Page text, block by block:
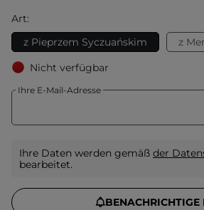
Art:
z Pieprzem Syczuańskim
z
Nicht verfügbar
Ihre E-Mail-Adresse
Ihre Daten werden gemäß der
bearbeitet.
BENACHRICHTIGE